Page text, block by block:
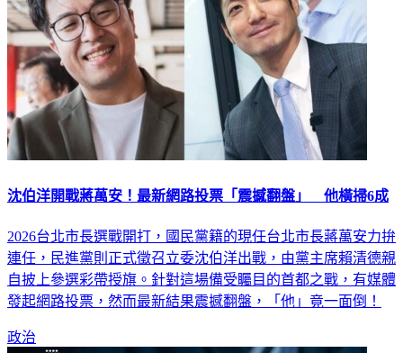
沈伯洋開戰蔣萬安！最新網路投票「震撼翻盤」 他橫掃6成
2026台北市長選戰開打，國民黨籍的現任台北市長蔣萬安力拚
連任，民進黨則正式徵召立委沈伯洋出戰，由黨主席賴清德親
自披上參選彩帶授旗。針對這場備受矚目的首都之戰，有媒體
發起網路投票，然而最新結果震撼翻盤，「他」竟一面倒！
政治